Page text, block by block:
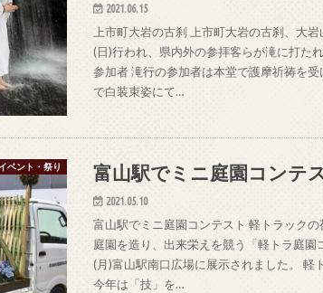
2021.06.15
上市町大岩の古刹 上市町大岩の古刹、大
(日)行われ、県内外の参拝客らが滝に打た
参加者 滝行の参加者は本堂で護摩祈祷を受
で白装束姿にて…
イベント・祭り 富山駅でミニ庭園コンテ
2021.05.10
富山駅でミニ庭園コンテスト 軽トラック
庭園を造り、出来栄えを競う「軽トラ庭
(月)富山駅南口広場に展示されました。 軽
今年は「技」を…